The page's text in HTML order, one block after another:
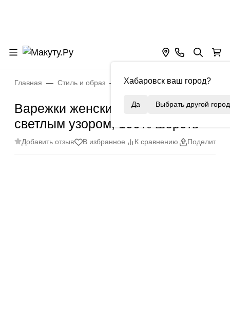
Хабаровск ваш город?
Да Выбрать другой город
Главная Стиль и образ Шерсть Варежки женские,
Варежки женские, бежевые со
светлым узором, 100% шерсть
Добавить отзыв В избранное К сравнению Поделиться